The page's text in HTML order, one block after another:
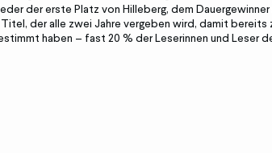
der erste Platz von Hilleberg, dem Dauergewinner
der alle zwei Jahre vergeben wird, damit bereits
haben – fast 20 % der Leserinnen und Leser